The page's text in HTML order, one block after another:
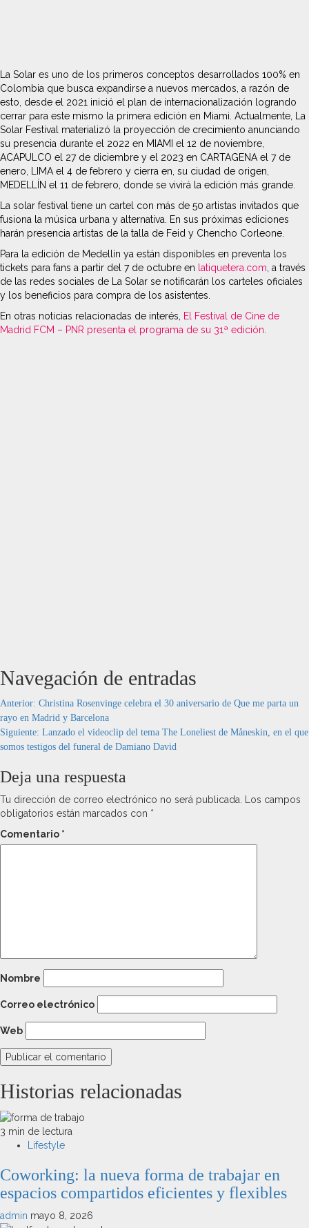
La Solar es uno de los primeros conceptos desarrollados 100% en
Colombia que busca expandirse a nuevos mercados, a razón de
esto, desde el 2021 inició el plan de internacionalización logrando
cerrar para este mismo la primera edición en Miami. Actualmente, La
Solar Festival materializó la proyección de crecimiento anunciando
su presencia durante el 2022 en MIAMI el 12 de noviembre,
ACAPULCO el 27 de diciembre y el 2023 en CARTAGENA el 7 de
enero, LIMA el 4 de febrero y cierra en, su ciudad de origen,
MEDELLÍN el 11 de febrero, donde se vivirá la edición más grande.
La solar festival tiene un cartel con más de 50 artistas invitados que
fusiona la música urbana y alternativa. En sus próximas ediciones
harán presencia artistas de la talla de Feid y Chencho Corleone.
Para la edición de Medellín ya están disponibles en preventa los
tickets para fans a partir del 7 de octubre en latiquetera.com, a través
de las redes sociales de La Solar se notificarán los carteles oficiales
y los beneficios para compra de los asistentes.
En otras noticias relacionadas de interés, El Festival de Cine de
Madrid FCM – PNR presenta el programa de su 31ª edición.
Navegación de entradas
Anterior: Christina Rosenvinge celebra el 30 aniversario de Que me parta un
rayo en Madrid y Barcelona
Siguiente: Lanzado el videoclip del tema The Loneliest de Måneskin, en el que
somos testigos del funeral de Damiano David
Deja una respuesta
Tu dirección de correo electrónico no será publicada. Los campos
obligatorios están marcados con *
Comentario *
Nombre
Correo electrónico
Web
Historias relacionadas
3 min de lectura
Lifestyle
Coworking: la nueva forma de trabajar en
espacios compartidos eficientes y flexibles
admin mayo 8, 2026